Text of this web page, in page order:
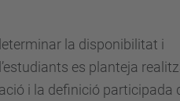
la disponibilitat i
es planteja
i la definició participada